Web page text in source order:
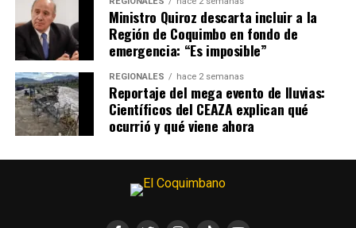
Ministro Quiroz descarta incluir a la
Región de Coquimbo en fondo de
emergencia: “Es imposible”
REGIONALES hace 2 semanas
Reportaje del mega evento de lluvias:
Científicos del CEAZA explican qué
ocurrió y qué viene ahora